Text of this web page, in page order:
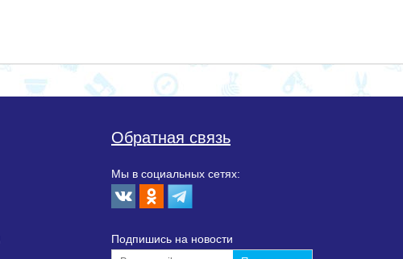
Обратная связь
Мы в социальных сетях:
Подпишиcь на новости